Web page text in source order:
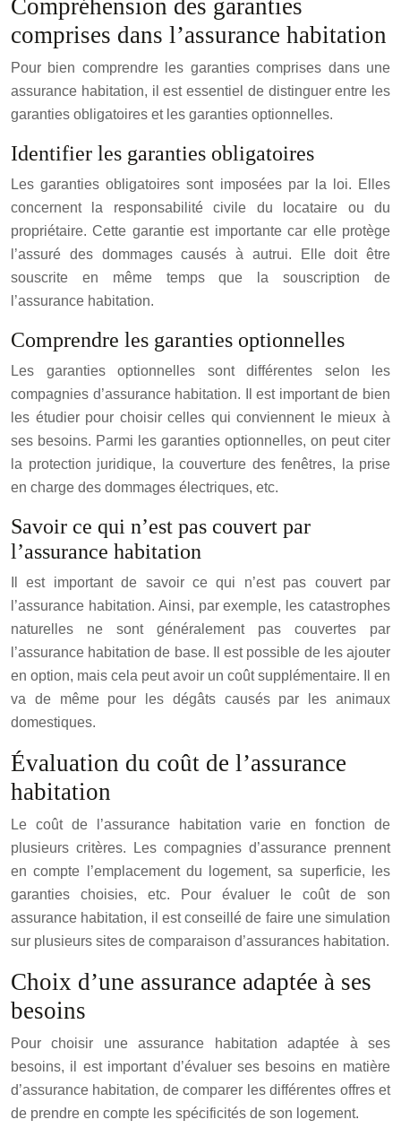
Compréhension des garanties
comprises dans l’assurance habitation
Pour bien comprendre les garanties comprises dans une
assurance habitation, il est essentiel de distinguer entre les
garanties obligatoires et les garanties optionnelles.
Identifier les garanties obligatoires
Les garanties obligatoires sont imposées par la loi. Elles
concernent la responsabilité civile du locataire ou du
propriétaire. Cette garantie est importante car elle protège
l’assuré des dommages causés à autrui. Elle doit être
souscrite en même temps que la souscription de
l’assurance habitation.
Comprendre les garanties optionnelles
Les garanties optionnelles sont différentes selon les
compagnies d’assurance habitation. Il est important de bien
les étudier pour choisir celles qui conviennent le mieux à
ses besoins. Parmi les garanties optionnelles, on peut citer
la protection juridique, la couverture des fenêtres, la prise
en charge des dommages électriques, etc.
Savoir ce qui n’est pas couvert par
l’assurance habitation
Il est important de savoir ce qui n’est pas couvert par
l’assurance habitation. Ainsi, par exemple, les catastrophes
naturelles ne sont généralement pas couvertes par
l’assurance habitation de base. Il est possible de les ajouter
en option, mais cela peut avoir un coût supplémentaire. Il en
va de même pour les dégâts causés par les animaux
domestiques.
Évaluation du coût de l’assurance
habitation
Le coût de l’assurance habitation varie en fonction de
plusieurs critères. Les compagnies d’assurance prennent
en compte l’emplacement du logement, sa superficie, les
garanties choisies, etc. Pour évaluer le coût de son
assurance habitation, il est conseillé de faire une simulation
sur plusieurs sites de comparaison d’assurances habitation.
Choix d’une assurance adaptée à ses
besoins
Pour choisir une assurance habitation adaptée à ses
besoins, il est important d’évaluer ses besoins en matière
d’assurance habitation, de comparer les différentes offres et
de prendre en compte les spécificités de son logement.